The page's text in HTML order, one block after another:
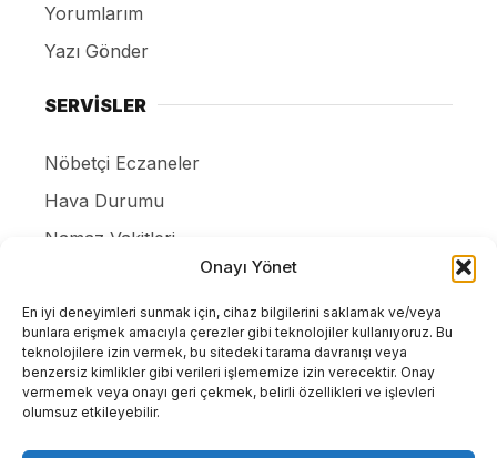
Onayı Yönet
En iyi deneyimleri sunmak için, cihaz bilgilerini saklamak ve/veya
bunlara erişmek amacıyla çerezler gibi teknolojiler kullanıyoruz. Bu
teknolojilere izin vermek, bu sitedeki tarama davranışı veya
benzersiz kimlikler gibi verileri işlememize izin verecektir. Onay
vermemek veya onayı geri çekmek, belirli özellikleri ve işlevleri
olumsuz etkileyebilir.
Yorumlarım
Yazı Gönder
SERVİSLER
Nöbetçi Eczaneler
Hava Durumu
Namaz Vakitleri
Puan Durumları
Resmi ilanlar
Gizlilik Politikası